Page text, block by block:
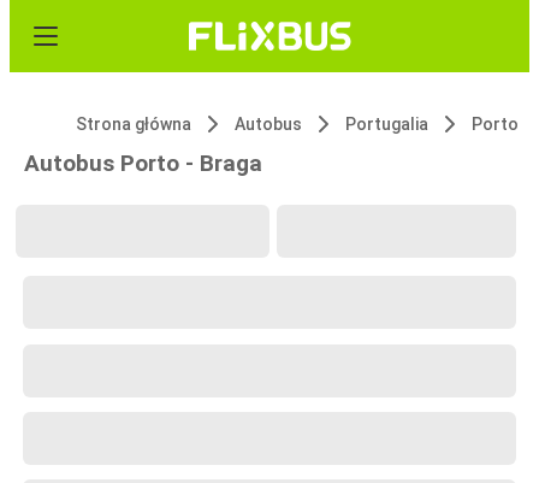
Strona główna Autobus Portugalia Porto
Autobus Porto - Braga